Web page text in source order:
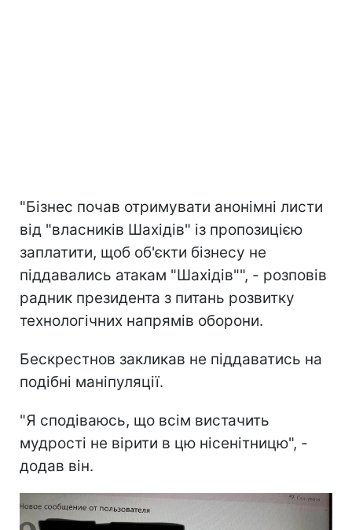
"Бізнес почав отримувати анонімні листи
від "власників Шахідів" із пропозицією
заплатити, щоб об'єкти бізнесу не
піддавались атакам "Шахідів"", - розповів
радник президента з питань розвитку
технологічних напрямів оборони.
Бескрестнов закликав не піддаватись на
подібні маніпуляції.
"Я сподіваюсь, що всім вистачить
мудрості не вірити в цю нісенітницю", -
додав він.